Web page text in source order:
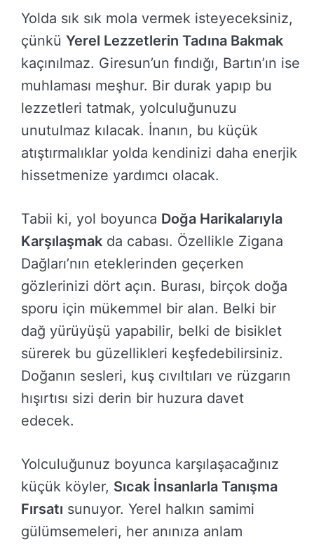
Yolda sık sık mola vermek isteyeceksiniz,
çünkü Yerel Lezzetlerin Tadına Bakmak
kaçınılmaz. Giresun’un fındığı, Bartın’ın ise
muhlaması meşhur. Bir durak yapıp bu
lezzetleri tatmak, yolculuğunuzu
unutulmaz kılacak. İnanın, bu küçük
atıştırmalıklar yolda kendinizi daha enerjik
hissetmenize yardımcı olacak.
Tabii ki, yol boyunca Doğa Harikalarıyla
Karşılaşmak da cabası. Özellikle Zigana
Dağları’nın eteklerinden geçerken
gözlerinizi dört açın. Burası, birçok doğa
sporu için mükemmel bir alan. Belki bir
dağ yürüyüşü yapabilir, belki de bisiklet
sürerek bu güzellikleri keşfedebilirsiniz.
Doğanın sesleri, kuş cıvıltıları ve rüzgarın
hışırtısı sizi derin bir huzura davet
edecek.
Yolculuğunuz boyunca karşılaşacağınız
küçük köyler, Sıcak İnsanlarla Tanışma
Fırsatı sunuyor. Yerel halkın samimi
gülümsemeleri, her anınıza anlam